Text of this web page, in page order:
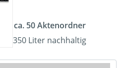
ca. 50 Aktenordner
350 Liter nachhaltig